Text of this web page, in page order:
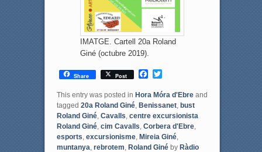
IMATGE. Cartell 20a Roland
Giné (octubre 2019).
Share Post
F
c
e
b
o
o
k
T
i
t
t
e
r
This entry was posted in Hora Móra d'Ebreand
tagged 20a Roland Giné, Benissanet, bust
Roland Giné, Cavalls centre excursionista
Roland Giné, cim Cavalls Corbera d'Ebre,
esports excursionisme, Mireia Giné,
muntanya rebrotem Roland Ginéby Ràdio